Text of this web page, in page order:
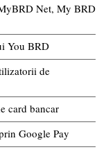
Net, My BRD
You BRD
de
card bancar
Google Pay